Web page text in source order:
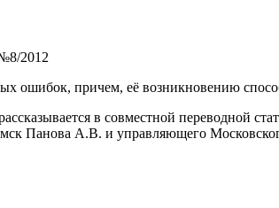
2012
ошибок, причем, её возникновению
в совместной переводной
Панова А.В. и управляющего